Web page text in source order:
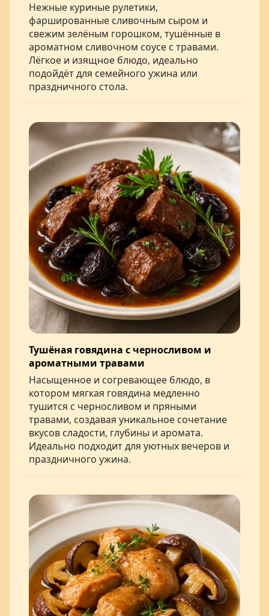
Нежные куриные рулетики,
фаршированные сливочным сыром и
свежим зелёным горошком, тушённые в
ароматном сливочном соусе с травами.
Лёгкое и изящное блюдо, идеально
подойдёт для семейного ужина или
праздничного стола.
Тушёная говядина с черносливом и
ароматными травами
Насыщенное и согревающее блюдо, в
котором мягкая говядина медленно
тушится с черносливом и пряными
травами, создавая уникальное сочетание
вкусов сладости, глубины и аромата.
Идеально подходит для уютных вечеров и
праздничного ужина.